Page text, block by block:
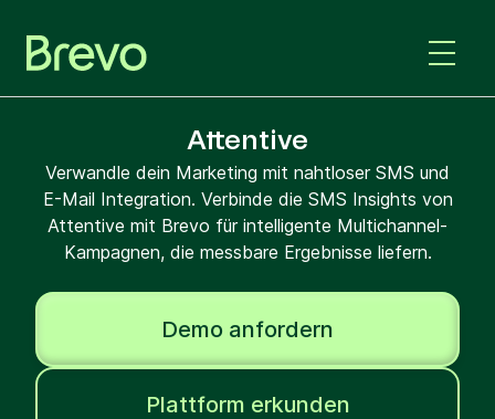
Attentive
Verwandle dein Marketing mit nahtloser SMS und
E-Mail Integration. Verbinde die SMS Insights von
Attentive mit Brevo für intelligente Multichannel-
Kampagnen, die messbare Ergebnisse liefern.
Demo anfordern
Plattform erkunden